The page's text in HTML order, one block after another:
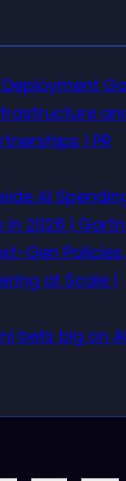
Deployment
| PR
AI
in 2026 |
Gen Policies,
at Scale |
bets big on